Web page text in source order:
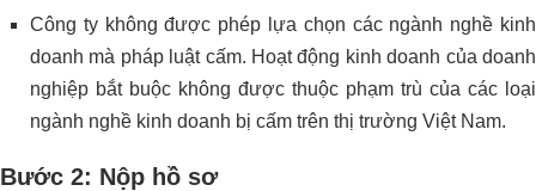
Công ty không được phép lựa chọn các ngành nghề kinh
doanh mà pháp luật cấm. Hoạt động kinh doanh của doanh
nghiệp bắt buộc không được thuộc phạm trù của các loại
ngành nghề kinh doanh bị cấm trên thị trường Việt Nam.
Bước 2: Nộp hồ sơ